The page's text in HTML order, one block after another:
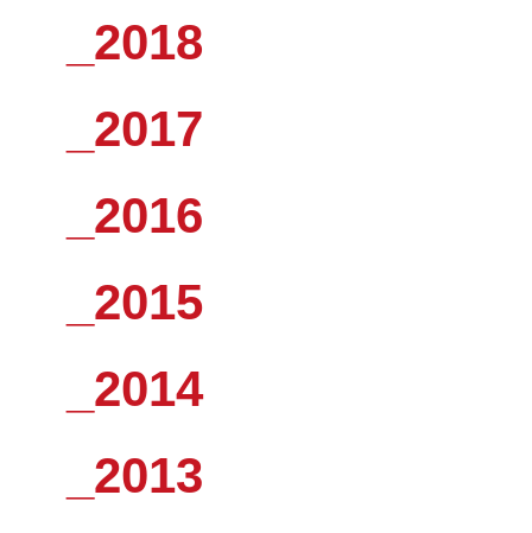
_2018
_2017
_2016
_2015
_2014
_2013